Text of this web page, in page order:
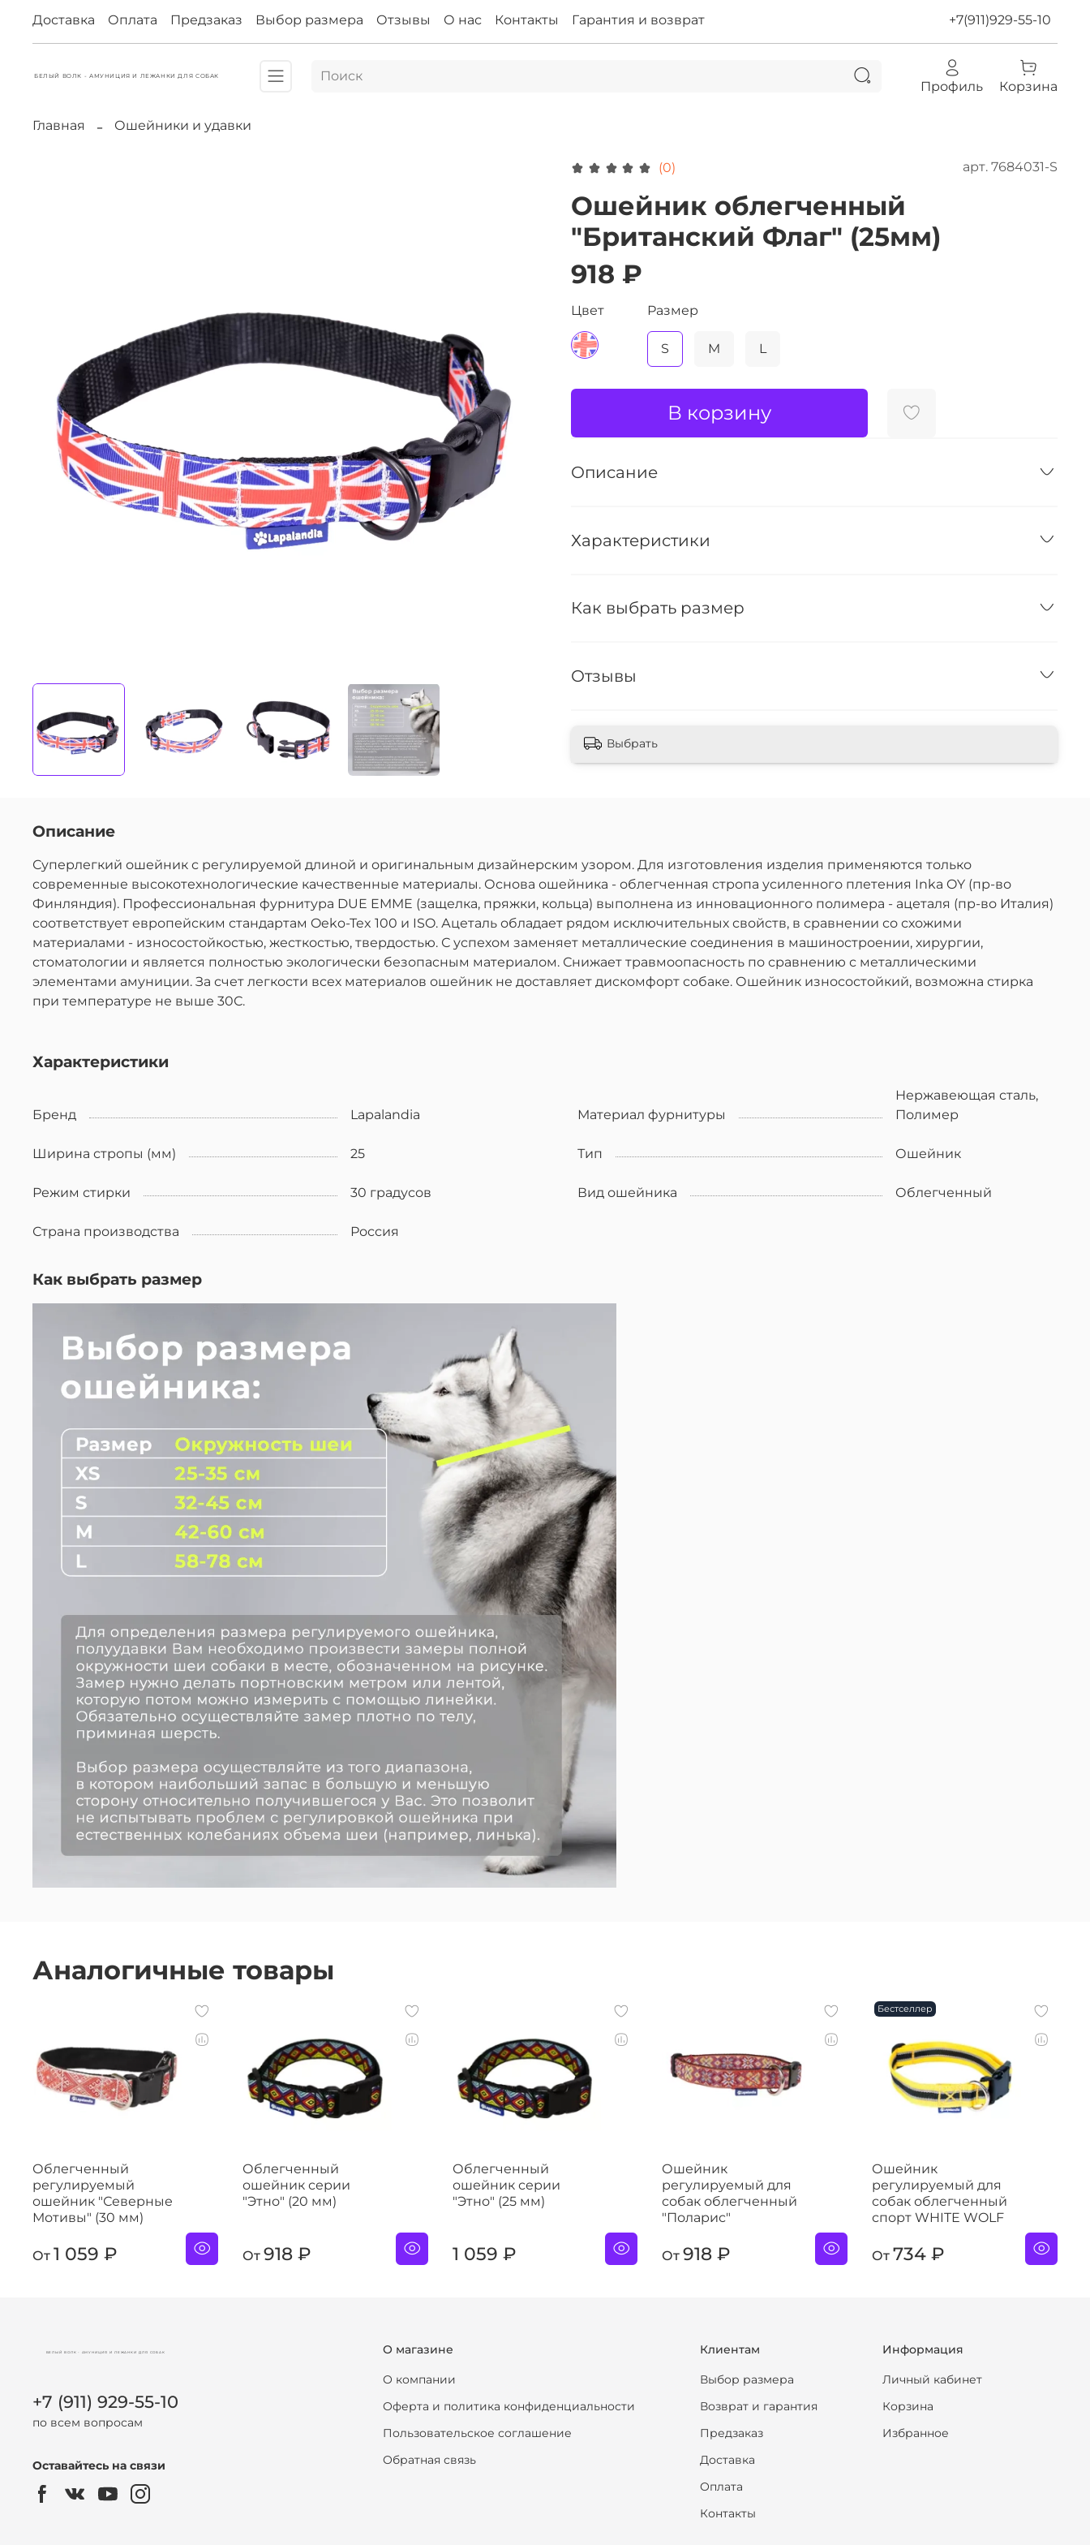
Доставка Оплата Предзаказ Выбор размера Отзывы О нас Контакты Гарантия и возврат +7(911)929-55-10
БЕЛЫЙ ВОЛК - АМУНИЦИЯ И ЛЕЖАНКИ ДЛЯ СОБАК
Профиль Корзина
Главная Ошейники и удавки
(0) арт. 7684031-S
Ошейник облегченный
"Британский Флаг" (25мм)
918 ₽
В корзину
Цвет Размер
S M L
Описание
Характеристики
Как выбрать размер
Отзывы
Выбрать
Описание
Суперлегкий ошейник с регулируемой длиной и оригинальным дизайнерским узором. Для изготовления изделия применяются только
современные высокотехнологические качественные материалы. Основа ошейника - облегченная стропа усиленного плетения Inka OY (пр-во
Финляндия). Профессиональная фурнитура DUE EMME (защелка, пряжки, кольца) выполнена из инновационного полимера - ацеталя (пр-во Италия)
соответствует европейским стандартам Oeko-Tex 100 и ISO. Ацеталь обладает рядом исключительных свойств, в сравнении со схожими
материалами - износостойкостью, жесткостью, твердостью. С успехом заменяет металлические соединения в машиностроении, хирургии,
стоматологии и является полностью экологически безопасным материалом. Снижает травмоопасность по сравнению с металлическими
элементами амуниции. За счет легкости всех материалов ошейник не доставляет дискомфорт собаке. Ошейник износостойкий, возможна стирка
при температуре не выше 30С.
Характеристики
Бренд Lapalandia Материал фурнитуры
Нержавеющая сталь,
Полимер
Ширина стропы (мм) 25 Тип Ошейник
Режим стирки 30 градусов Вид ошейника Облегченный
Страна производства Россия
Как выбрать размер
Аналогичные товары
Облегченный
регулируемый
ошейник "Северные
Мотивы" (30 мм)
От 1 059 ₽
Облегченный
ошейник серии
"Этно" (20 мм)
От 918 ₽
Облегченный
ошейник серии
"Этно" (25 мм)
1 059 ₽
Ошейник
регулируемый для
собак облегченный
"Поларис"
От 918 ₽
Бестселлер
Ошейник
регулируемый для
собак облегченный
спорт WHITE WOLF
От 734 ₽
О магазине
О компании
Оферта и политика конфиденциальности
Пользовательское соглашение
Обратная связь
Клиентам
Выбор размера
Возврат и гарантия
Предзаказ
Доставка
Оплата
Контакты
Информация
Личный кабинет
Корзина
Избранное
БЕЛЫЙ ВОЛК - АМУНИЦИЯ И ЛЕЖАНКИ ДЛЯ СОБАК
+7 (911) 929-55-10
по всем вопросам
Оставайтесь на связи